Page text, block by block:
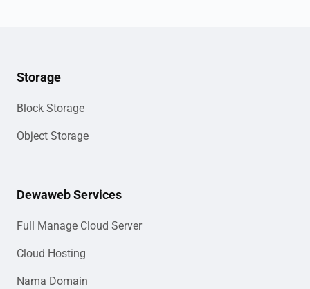
Storage
Block Storage
Object Storage
Dewaweb Services
Full Manage Cloud Server
Cloud Hosting
Nama Domain